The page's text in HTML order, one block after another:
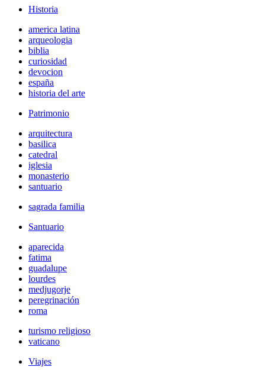
Historia
america latina
arqueologia
biblia
curiosidad
devocion
españa
historia del arte
Patrimonio
arquitectura
basilica
catedral
iglesia
monasterio
santuario
sagrada familia
Santuario
aparecida
fatima
guadalupe
lourdes
medjugorje
peregrinación
roma
turismo religioso
vaticano
Viajes